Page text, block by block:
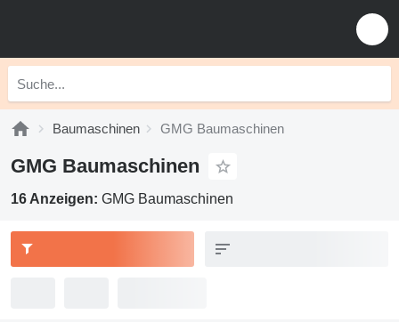
Baumaschinen GMG Baumaschinen
GMG Baumaschinen
16 Anzeigen: GMG Baumaschinen